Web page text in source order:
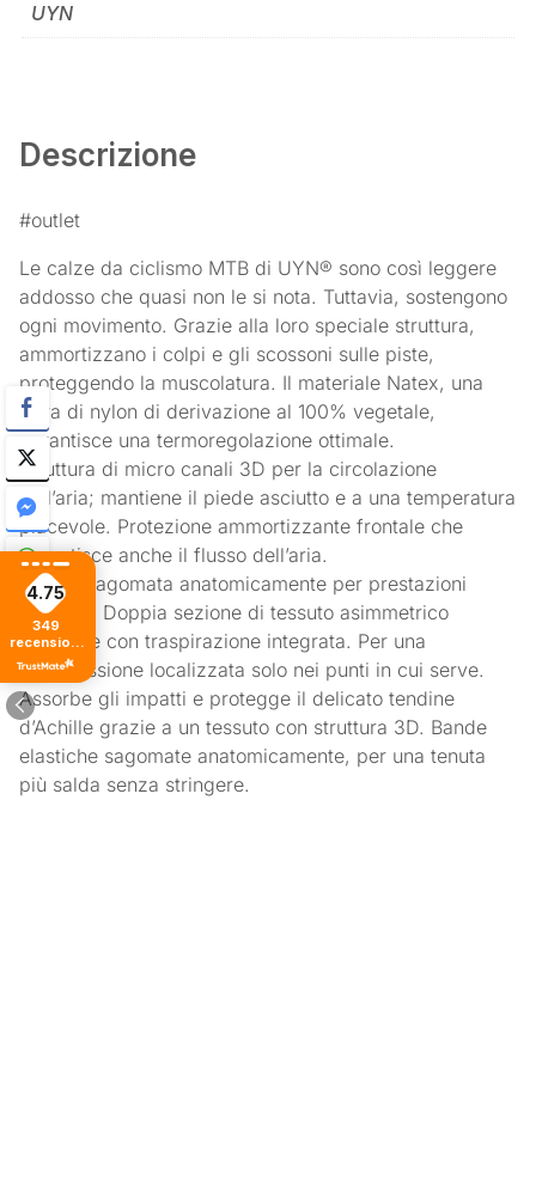
UYN
Descrizione
#outlet
Le calze da ciclismo MTB di UYN® sono così leggere
addosso che quasi non le si nota. Tuttavia, sostengono
ogni movimento. Grazie alla loro speciale struttura,
ammortizzano i colpi e gli scossoni sulle piste,
proteggendo la muscolatura. Il materiale Natex, una
fibra di nylon di derivazione al 100% vegetale,
garantisce una termoregolazione ottimale.
Struttura di micro canali 3D per la circolazione
dell’aria; mantiene il piede asciutto e a una temperatura
piacevole. Protezione ammortizzante frontale che
garantisce anche il flusso dell’aria.
Soletta sagomata anatomicamente per prestazioni
sportive. Doppia sezione di tessuto asimmetrico
fasciante con traspirazione integrata. Per una
compressione localizzata solo nei punti in cui serve.
Assorbe gli impatti e protegge il delicato tendine
d’Achille grazie a un tessuto con struttura 3D. Bande
elastiche sagomate anatomicamente, per una tenuta
più salda senza stringere.
4.75
349
recensioni
di tutti i
tempi